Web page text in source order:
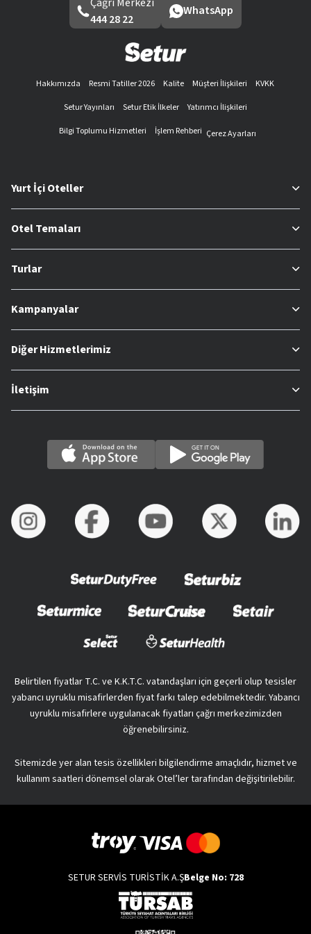
444 28 22
WhatsApp
Hakkımızda Resmi Tatiller 2026 Kalite Müşteri İlişkileri
KVKK
Setur Yayınları
Setur Etik İlkeler
Yatırımcı İlişkileri
Bilgi Toplumu Hizmetleri
İşlem Rehberi Çerez Ayarları
Yurt İçi Oteller
Otel Temaları
Turlar
Kampanyalar
Diğer Hizmetlerimiz
İletişim
Belirtilen fiyatlar T.C. ve K.K.T.C. vatandaşları için geçerli olup tesisler
yabancı uyruklu misafirlerden fiyat farkı talep edebilmektedir. Yabancı
uyruklu misafirlere uygulanacak fiyatları çağrı merkezimizden
öğrenebilirsiniz.
Sitemizde yer alan tesis özellikleri bilgilendirme amaçlıdır, hizmet ve
kullanım saatleri dönemsel olarak Otel’ler tarafından değişitirilebilir.
SETUR SERVİS TURİSTİK A.ŞBelge No: 728